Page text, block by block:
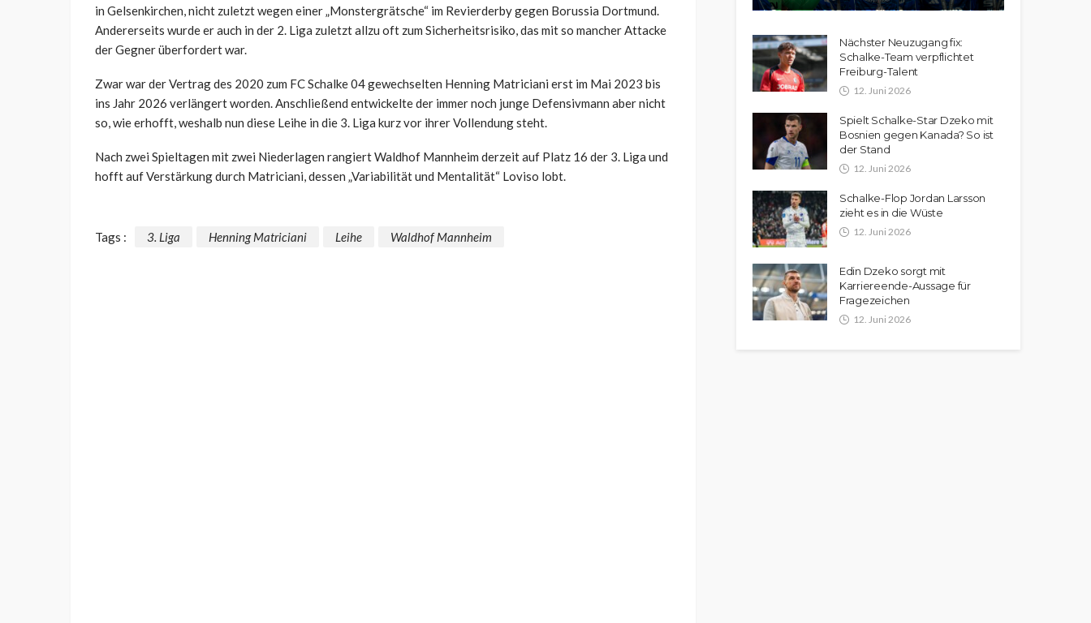
in Gelsenkirchen, nicht zuletzt wegen einer „Monstergrätsche“ im Revierderby gegen Borussia Dortmund.
Andererseits wurde er auch in der 2. Liga zuletzt allzu oft zum Sicherheitsrisiko, das mit so mancher Attacke
der Gegner überfordert war.
Zwar war der Vertrag des 2020 zum FC Schalke 04 gewechselten Henning Matriciani erst im Mai 2023 bis
ins Jahr 2026 verlängert worden. Anschließend entwickelte der immer noch junge Defensivmann aber nicht
so, wie erhofft, weshalb nun diese Leihe in die 3. Liga kurz vor ihrer Vollendung steht.
Nach zwei Spieltagen mit zwei Niederlagen rangiert Waldhof Mannheim derzeit auf Platz 16 der 3. Liga und
hofft auf Verstärkung durch Matriciani, dessen „Variabilität und Mentalität“ Loviso lobt.
Tags : 3. Liga Henning Matriciani Leihe Waldhof Mannheim
Nächster Neuzugang fix:
Schalke-Team verpflichtet
Freiburg-Talent
12. Juni 2026
Spielt Schalke-Star Dzeko mit
Bosnien gegen Kanada? So ist
der Stand
12. Juni 2026
Schalke-Flop Jordan Larsson
zieht es in die Wüste
12. Juni 2026
Edin Dzeko sorgt mit
Karriereende-Aussage für
Fragezeichen
12. Juni 2026